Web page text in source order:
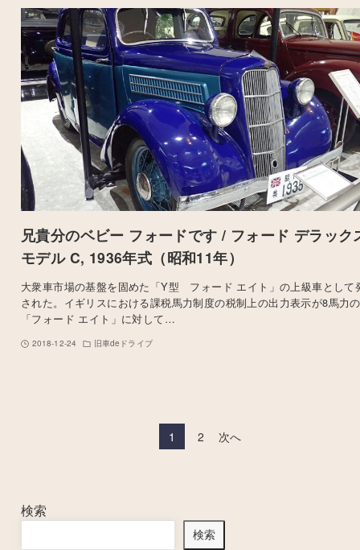
兄貴分のベビー フォードです / フォード デラック
モデル C, 1936年式（昭和11年）
大衆車市場の基盤を固めた「Y型 フォード エイト」の上級車として
された。イギリスにおける課税馬力制度の税制上の出力表示が8馬力の
「フォード エイト」に対して…
2018-12-24 旧車deドライブ
1 2 次へ
検索
検索